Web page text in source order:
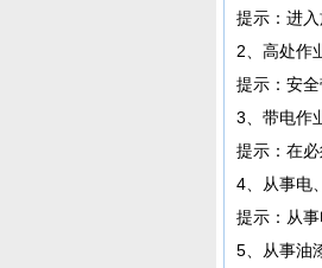
提示：进
2、高处作
提示：安
3、带电作
提示：在
4、从事电
提示：从
5、从事油